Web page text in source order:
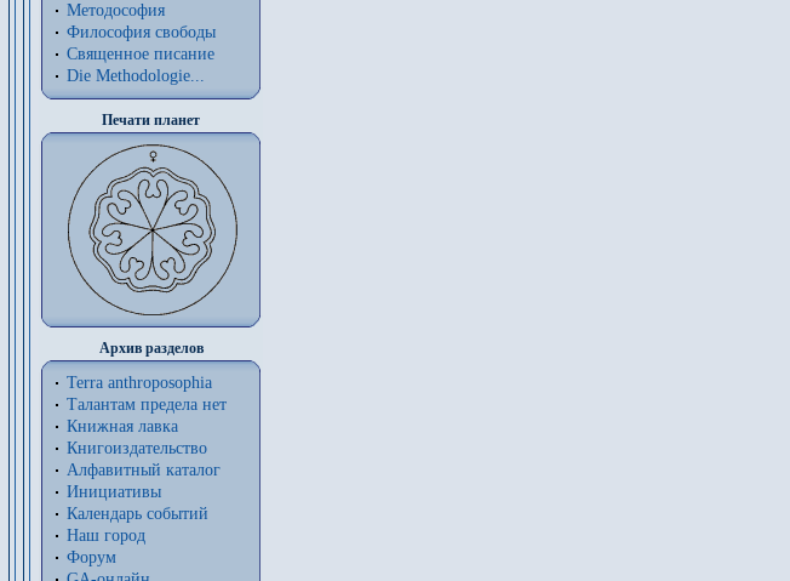
Методософия
Философия cвободы
Священное писание
Die Methodologie...
Печати планет
Архив разделов
Terra anthroposophia
Талантам предела нет
Книжная лавка
Книгоиздательство
Алфавитный каталог
Инициативы
Календарь событий
Наш город
Форум